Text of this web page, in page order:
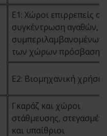
Ε1: Χώροι επιρρεπείς
συγκέντρωση αγαθών,
συμπεριλαμβανομένων
των χώρων πρόσβασης.
Ε2: Βιομηχανική χρήση
Γκαράζ και χώροι
στάθμευσης,
και υπαίθριοι